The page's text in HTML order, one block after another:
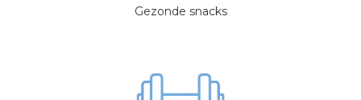
Gezonde snacks